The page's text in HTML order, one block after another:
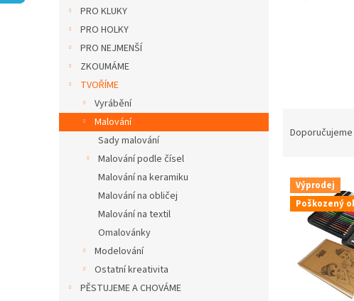
PRO KLUKY
PRO HOLKY
PRO NEJMENŠÍ
ZKOUMÁME
TVOŘÍME
Vyrábění
Malování
Sady malování
Malování podle čísel
Malování na keramiku
Malování na obličej
Malování na textil
Omalovánky
Modelování
Ostatní kreativita
PĚSTUJEME A CHOVÁME
n
p
Doporučujeme
V
p
Výprodej
Poškozený